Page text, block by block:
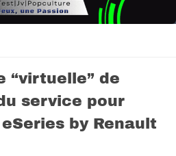
“virtuelle” de
service pour
by Renault